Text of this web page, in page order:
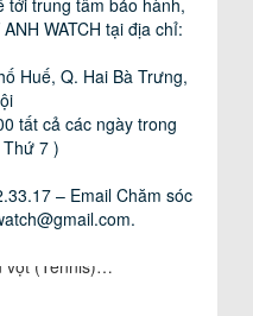
chạm với các vật dụng
móc, khuân vác… vì vỏ
xước hư hại.
và để đồng hồ hoạt
đeo đồng hồ khi
vợt (Tennis)…
tới trung tâm bảo hành,
WATCH tại địa chỉ:
Huế, Q. Hai Bà Trưng,
tất cả các ngày trong
7 )
– Email Chăm sóc
.